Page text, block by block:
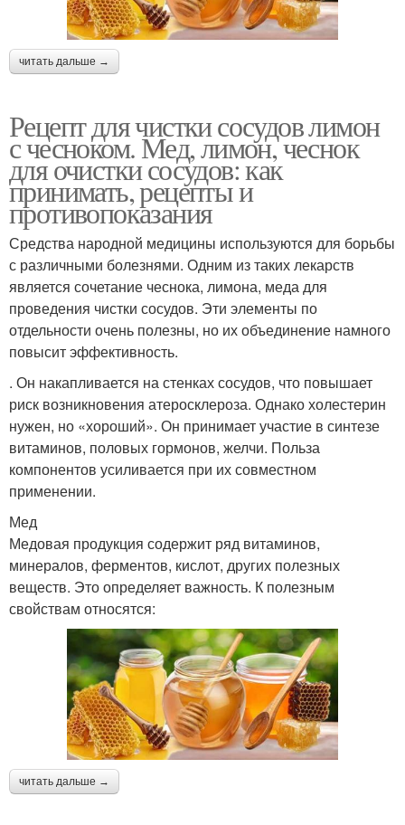
читать дальше →
Рецепт для чистки сосудов лимон
с чесноком. Мед, лимон, чеснок
для очистки сосудов: как
принимать, рецепты и
противопоказания
Средства народной медицины используются для борьбы
с различными болезнями. Одним из таких лекарств
является сочетание чеснока, лимона, меда для
проведения чистки сосудов. Эти элементы по
отдельности очень полезны, но их объединение намного
повысит эффективность.
. Он накапливается на стенках сосудов, что повышает
риск возникновения атеросклероза. Однако холестерин
нужен, но «хороший». Он принимает участие в синтезе
витаминов, половых гормонов, желчи. Польза
компонентов усиливается при их совместном
применении.
Мед
Медовая продукция содержит ряд витаминов,
минералов, ферментов, кислот, других полезных
веществ. Это определяет важность. К полезным
свойствам относятся:
читать дальше →